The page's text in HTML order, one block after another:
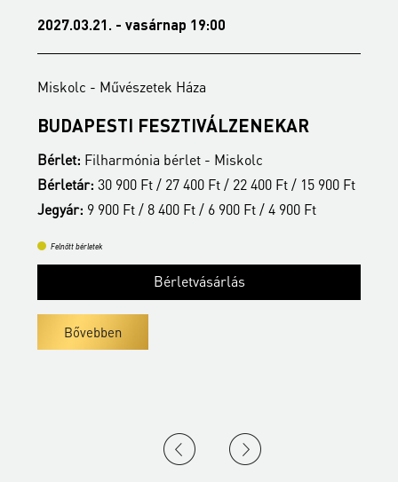
2027.03.21. - vasárnap 19:00
Miskolc - Művészetek Háza
BUDAPESTI FESZTIVÁLZENEKAR
Bérlet: Filharmónia bérlet - Miskolc
Bérletár: 30 900 Ft / 27 400 Ft / 22 400 Ft / 15 900 Ft
Jegyár: 9 900 Ft / 8 400 Ft / 6 900 Ft / 4 900 Ft
Felnőtt bérletek
Bérletvásárlás
Bővebben